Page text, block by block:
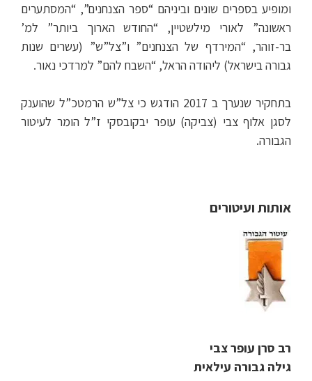
ומופיע בספרים שונים וביניהם “ספר הצנחנים”, “המסתערים
ראשונה” לאורי מילשטיין, “החודש הארוך ביותר” למ’
בר-זוהר, “המירדף של הצנחנים” ו”צל”ש” (עשרים שנות
גבורה בישראל) ליהודה הראל, “השבח להם” למרדכי נאור.
בתחקיר שנערך ב 2017 הודגש כי צל”ש הרמטכ”ל שהוענק
לסגן אלוף צבי (צביקה) עופר יבקובסקי ז”ל הומר לעיטור
הגבורה.
אותות ועיטורים
רב סרן עופר צבי
גילה גבורה עילאית